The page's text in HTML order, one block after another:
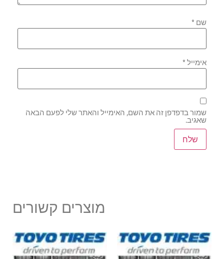
שם*
אימייל*
שמור בדפדפן זה את השם, האימייל והאתר שלי לפעם הבאה
שאגיב.
מוצרים קשורים